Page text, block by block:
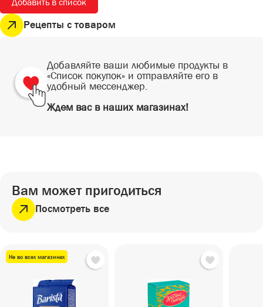
СЕЗОННЫЕ ТОВАРЫ
ПИКНИК
САД И ОГОРОД
СНЕКИ
Снеки
ГОТОВЫЕ БЛЮДА
Рецепты с товаром
Добавляйте ваши любимые продукты в
«Список покупок» и отправляйте его в
удобный мессенджер.
Ждем вас в наших магазинах!
Вам может пригодиться
Посмотреть все
Не во всех магазинах